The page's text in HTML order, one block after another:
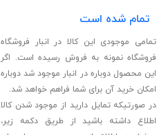
تمام شده است
تمامی موجودی این کالا در انبار فروشگاه
فروشگاه نمونه به فروش رسیده است. اگر
این محصول دوباره در انبار موجود شد دوباره
امکان خرید آن برای شما فراهم خواهد شد.
در صورتیکه تمایل دارید از موجود شدن کالا
اطلاع داشته باشید از طریق دکمه زیر،